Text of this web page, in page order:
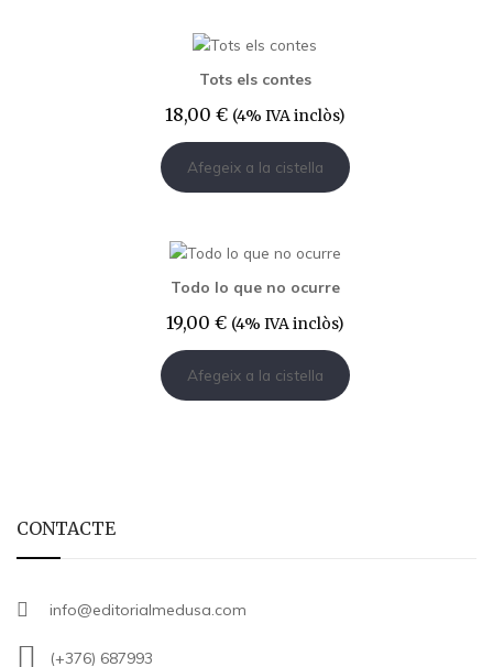
Tots els contes
18,00 € (4% IVA inclòs)
Afegeix a la cistella
Todo lo que no ocurre
19,00 € (4% IVA inclòs)
Afegeix a la cistella
CONTACTE
info@editorialmedusa.com
(+376) 687993